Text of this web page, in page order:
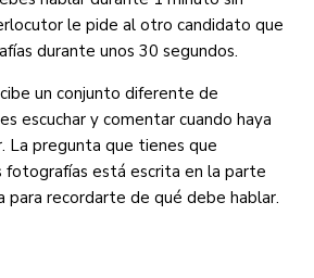
le pide al otro candidato que
durante unos 30 segundos.
un conjunto diferente de
escuchar y comentar cuando haya
La pregunta que tienes que
fotografías está escrita en la parte
para recordarte de qué debe hablar.